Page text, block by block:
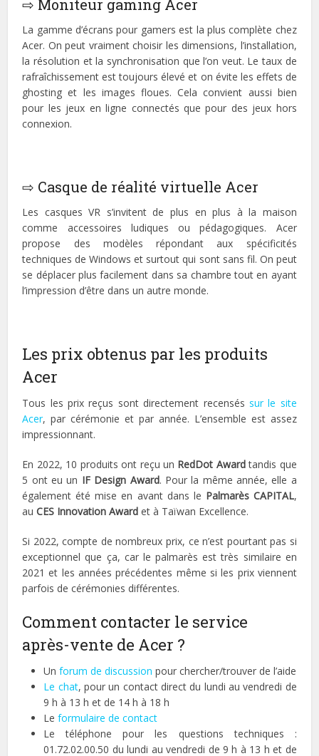
⇨ Moniteur gaming Acer
La gamme d’écrans pour gamers est la plus complète chez
Acer. On peut vraiment choisir les dimensions, l’installation,
la résolution et la synchronisation que l’on veut. Le taux de
rafraîchissement est toujours élevé et on évite les effets de
ghosting et les images floues. Cela convient aussi bien
pour les jeux en ligne connectés que pour des jeux hors
connexion.
⇨ Casque de réalité virtuelle Acer
Les casques VR s’invitent de plus en plus à la maison
comme accessoires ludiques ou pédagogiques. Acer
propose des modèles répondant aux spécificités
techniques de Windows et surtout qui sont sans fil. On peut
se déplacer plus facilement dans sa chambre tout en ayant
l’impression d’être dans un autre monde.
Les prix obtenus par les produits
Acer
Tous les prix reçus sont directement recensés sur le site
Acer, par cérémonie et par année. L’ensemble est assez
impressionnant.
En 2022, 10 produits ont reçu un RedDot Awardtandis que
5 ont eu un IF Design Award. Pour la même année, elle a
également été mise en avant dans le Palmarès CAPITAL,
auCES Innovation Award et à Taïwan Excellence.
Si 2022, compte de nombreux prix, ce n’est pourtant pas si
exceptionnel que ça, car le palmarès est très similaire en
2021 et les années précédentes même si les prix viennent
parfois de cérémonies différentes.
Comment contacter le service
après-vente de Acer ?
Unforum de discussion pour chercher/trouver de l’aide
Le chat, pour un contact direct du lundi au vendredi de
9 h à 13 h et de 14 h à 18 h
Leformulaire de contact
Le téléphone pour les questions techniques :
01.72.02.00.50 du lundi au vendredi de 9 h à 13 h et de